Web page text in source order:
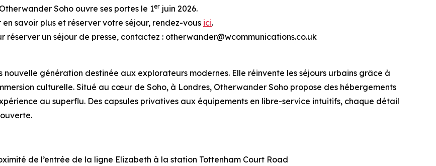
Otherwander Soho ouvre ses portes le 1erjuin 2026.
en savoir plus et réserver votre séjour, rendez-vous ici.
réserver un séjour de presse, contactez : otherwander@wcommunications.co.uk
nouvelle génération destinée aux explorateurs modernes. Elle réinvente les séjours urbains grâce à
culturelle. Situé au cœur de Soho, à Londres, Otherwander Soho propose des hébergements
au superflu. Des capsules privatives aux équipements en libre-service intuitifs, chaque détail
de l’entrée de la ligne Elizabeth à la station Tottenham Court Road